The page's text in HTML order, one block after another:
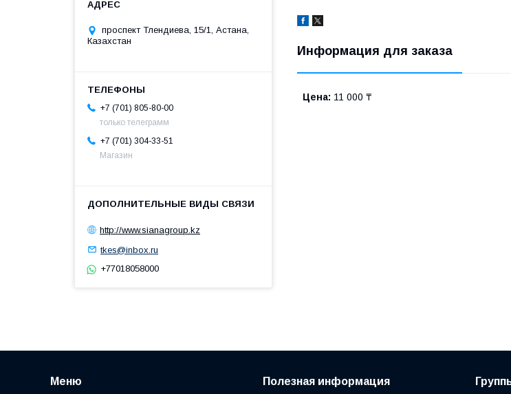
Информация для заказа
Цена: 11 000 ₸
проспект Тлендиева, 15/1, Астана,
Казахстан
+7 (701) 805-80-00
только телеграмм
+7 (701) 304-33-51
Магазин
http://www.sianagroup.kz
tkes@inbox.ru
+77018058000
Меню Полезная информация